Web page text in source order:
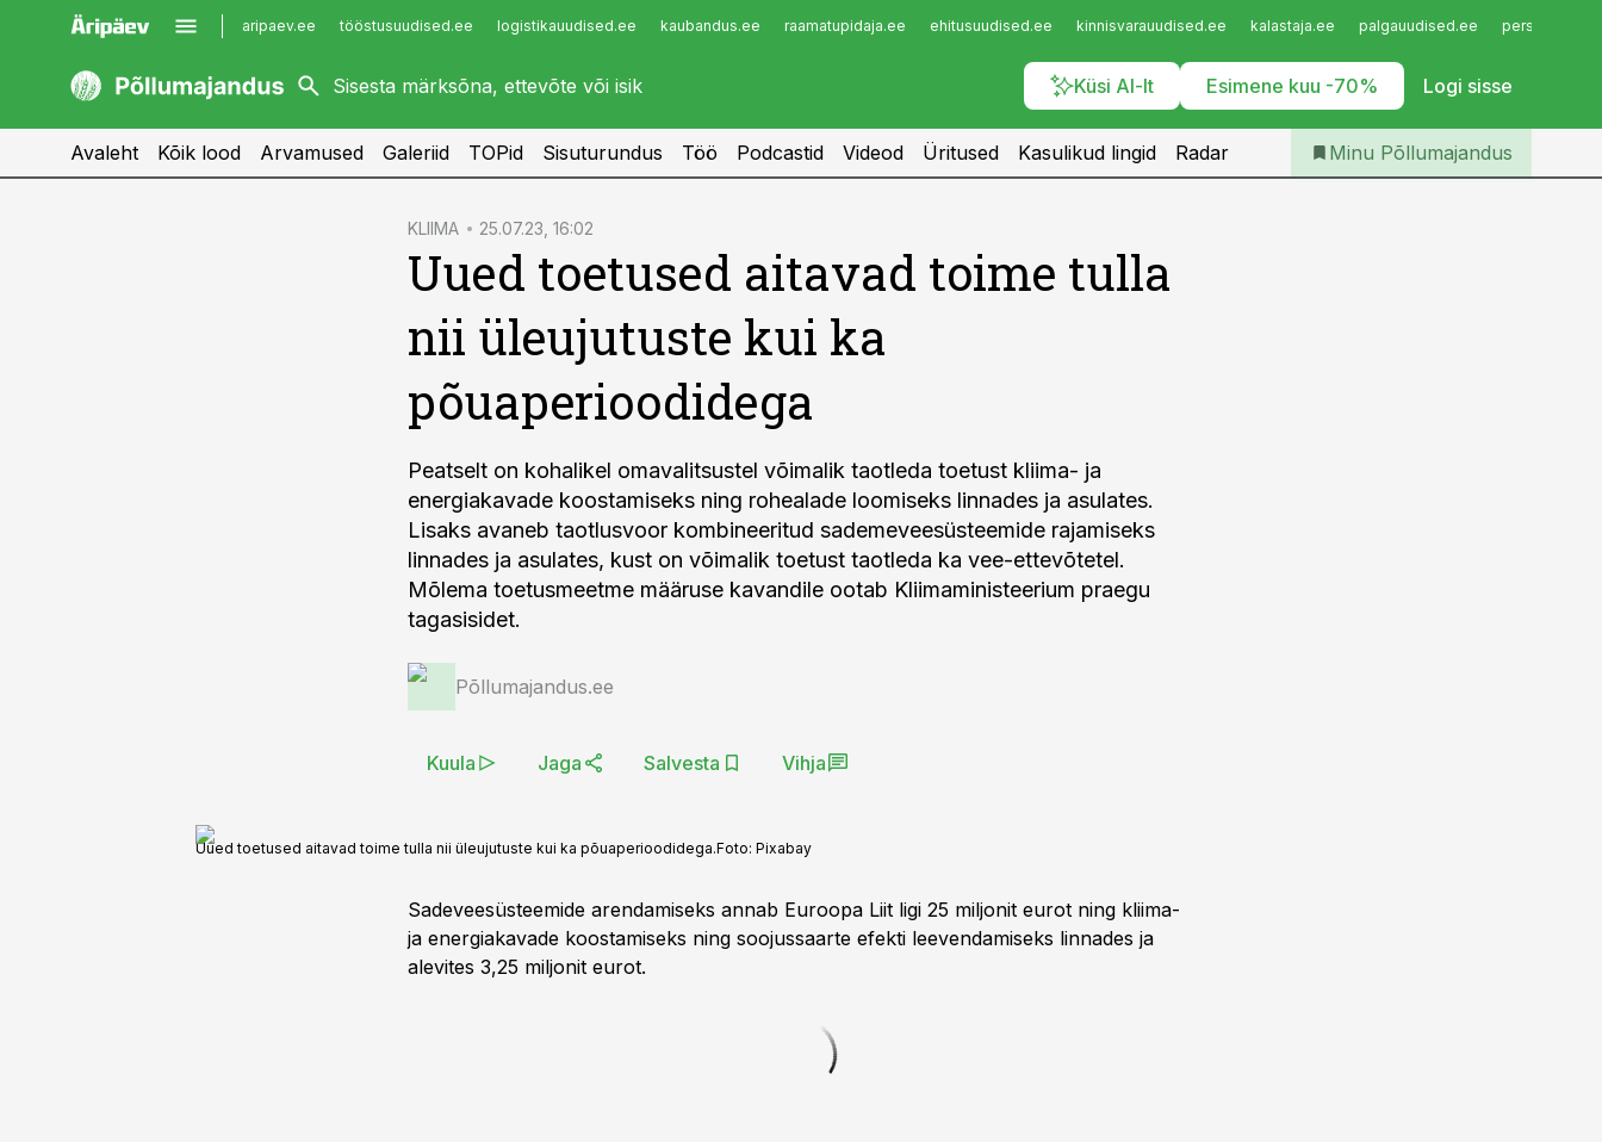
aripaev.ee tööstusuudised.ee logistikauudised.ee kaubandus.ee raamatupidaja.ee ehitusuudised.ee kinnisvarauudised.ee kalastaja.ee palgauudised.ee
Küsi AI-lt Esimene kuu -70% Logi sisse
kaubandus.ee
kinnisvarauudised.ee
imelineajalugu.ee
Infopank
Iseteenindus
Telli Põllumajandus
Avaleht Kõik lood Arvamused Galeriid TOPid Sisuturundus Töö Podcastid Videod Üritused Kasulikud lingid Radar Minu Põllumajandus
KLIIMA 25.07.23, 16:02
Uued toetused aitavad toime tulla
nii üleujutuste kui ka
põuaperioodidega
Peatselt on kohalikel omavalitsustel võimalik taotleda toetust kliima- ja
energiakavade koostamiseks ning rohealade loomiseks linnades ja asulates.
Lisaks avaneb taotlusvoor kombineeritud sademeveesüsteemide rajamiseks
linnades ja asulates, kust on võimalik toetust taotleda ka vee-ettevõtetel.
Mõlema toetusmeetme määruse kavandile ootab Kliimaministeerium praegu
tagasisidet.
Põllumajandus.ee
Kuula Jaga Salvesta Vihja
Uued toetused aitavad toime tulla nii üleujutuste kui ka põuaperioodidega.Foto: Pixabay
Sadeveesüsteemide arendamiseks annab Euroopa Liit ligi 25 miljonit eurot ning kliima-
ja energiakavade koostamiseks ning soojussaarte efekti leevendamiseks linnades ja
alevites 3,25 miljonit eurot.